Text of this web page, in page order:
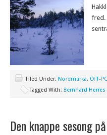
fred.
Filed Under: Nordmarka, OFF-
Tagged With: Bernhard Herres
Den knappe sesong